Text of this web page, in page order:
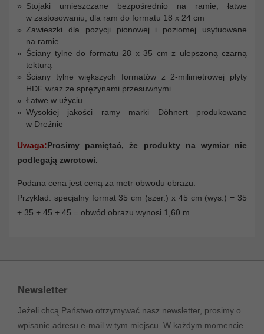
Stojaki umieszczane bezpośrednio na ramie, łatwe
w zastosowaniu, dla ram do formatu 18 x 24 cm
Zawieszki dla pozycji pionowej i poziomej usytuowane
na ramie
Ściany tylne do formatu 28 x 35 cm z ulepszoną czarną
tekturą
Ściany tylne większych formatów z 2-milimetrowej płyty
HDF wraz ze sprężynami przesuwnymi
Łatwe w użyciu
Wysokiej jakości ramy marki Döhnert produkowane
w Dreźnie
Uwaga:Prosimy pamiętać, że produkty na wymiar nie
podlegają zwrotowi.
Podana cena jest ceną za metr obwodu obrazu.
Przykład: specjalny format 35 cm (szer.) x 45 cm (wys.) = 35
+ 35 + 45 + 45 = obwód obrazu wynosi 1,60 m.
Newsletter
Jeżeli chcą Państwo otrzymywać nasz newsletter, prosimy o
wpisanie adresu e-mail w tym miejscu. W każdym momencie